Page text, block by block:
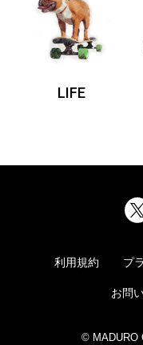
LIFE
利用規約 プ
お問
© MADURO